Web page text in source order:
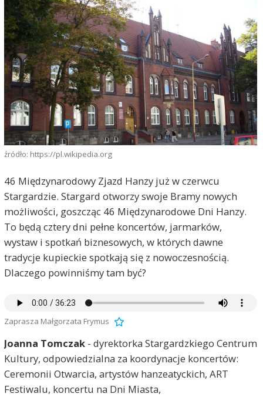
źródło: https://pl.wikipedia.org
46 Międzynarodowy Zjazd Hanzy już w czerwcu
Stargardzie. Stargard otworzy swoje Bramy nowych
możliwości, goszcząc 46 Międzynarodowe Dni Hanzy.
To będą cztery dni pełne koncertów, jarmarków,
wystaw i spotkań biznesowych, w których dawne
tradycje kupieckie spotkają się z nowoczesnością.
Dlaczego powinniśmy tam być?
Zaprasza Małgorzata Frymus
Joanna Tomczak- dyrektorka Stargardzkiego Centrum
Kultury, odpowiedzialna za koordynacje koncertów:
Ceremonii Otwarcia, artystów hanzeatyckich, ART
Festiwalu, koncertu na Dni Miasta,